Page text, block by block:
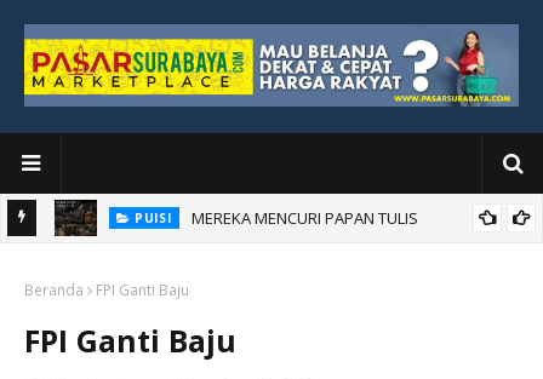
Beranda FPI Ganti Baju
FPI Ganti Baju